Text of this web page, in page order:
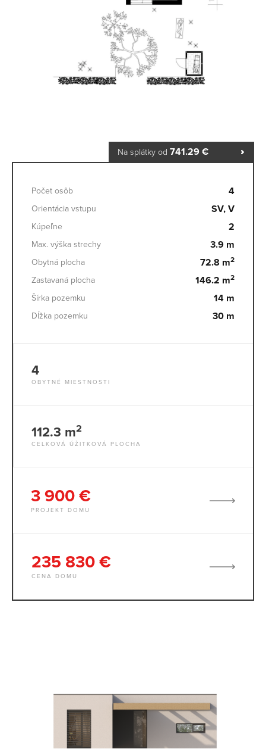
Na splátky od 741.29 €
Počet osôb 4
Orientácia vstupu SV, V
Kúpeľne 2
Max. výška strechy 3.9 m
Obytná plocha 72.8 m2
Zastavaná plocha 146.2 m2
Šírka pozemku 14 m
Dĺžka pozemku 30 m
4
OBYTNÉ MIESTNOSTI
112.3 m2
CELKOVÁ ÚŽITKOVÁ PLOCHA
3 900 €
PROJEKT DOMU
235 830 €
CENA DOMU